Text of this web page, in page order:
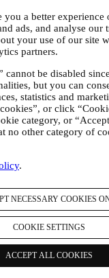
a better experience
ads, and analyse our
your use of our site
partners.
cannot be disabled
but you can
statistics and
or click
category, or
no other category of
.
NECESSARY COOKIES
COOKIE SETTINGS
ACCEPT ALL COOKIES
die daarom vragen,
en informatie
is niet gericht op de
geen
gevraagd via
de voorwaarden en
internationale
www.whatsapp.com/
inzake
het herroepen/
door contact op
het privacybeleid van
veel belang aan de
Le Creuset zal
te zorgen dat uw
gebruikt voor de
beschreven (en niet